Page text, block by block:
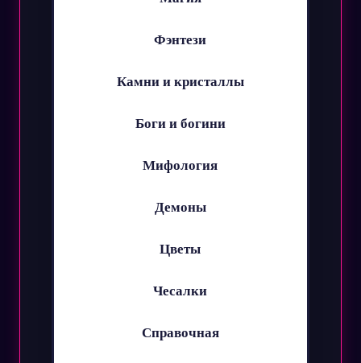
Фэнтези
Камни и кристаллы
Боги и богини
Мифология
Демоны
Цветы
Чесалки
Справочная